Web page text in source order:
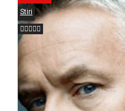
Stiri